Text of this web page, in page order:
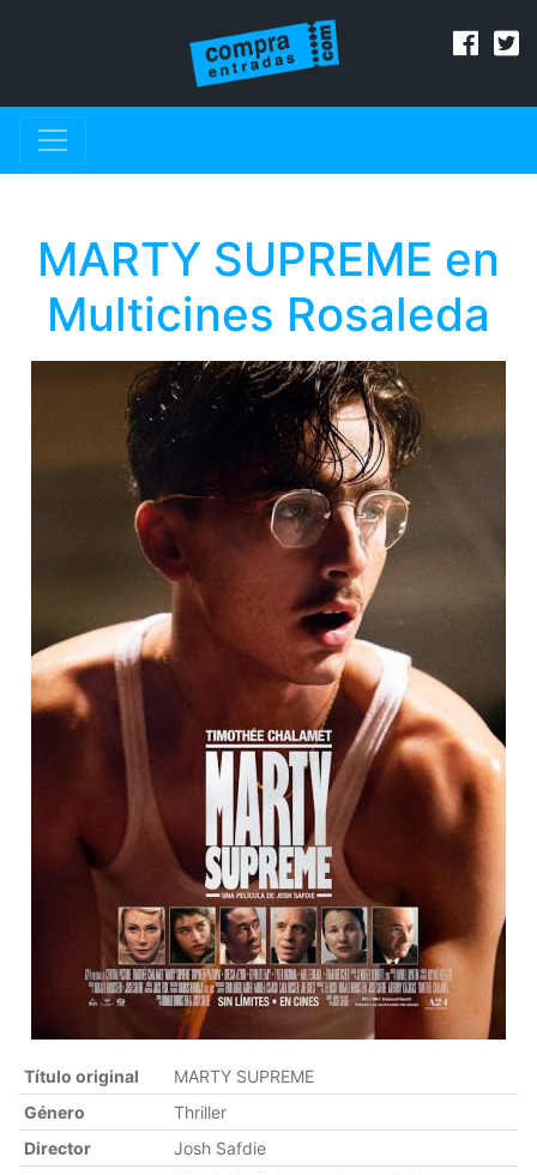
MARTY SUPREME en
Multicines Rosaleda
Título original
MARTY SUPREME
Género
Thriller
Director
Josh Safdie